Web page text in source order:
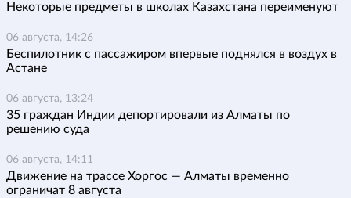
Некоторые предметы в школах Казахстана переименуют
06 августа, 14:26
Беспилотник с пассажиром впервые поднялся в воздух в
Астане
06 августа, 13:24
35 граждан Индии депортировали из Алматы по
решению суда
06 августа, 14:11
Движение на трассе Хоргос — Алматы временно
ограничат 8 августа